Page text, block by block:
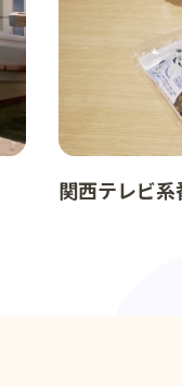
関西テレビ系